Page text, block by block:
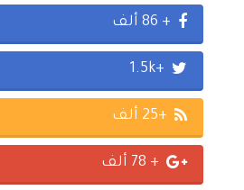
+ 86 ألف
+1.5k
+25 ألف
+ 78 ألف